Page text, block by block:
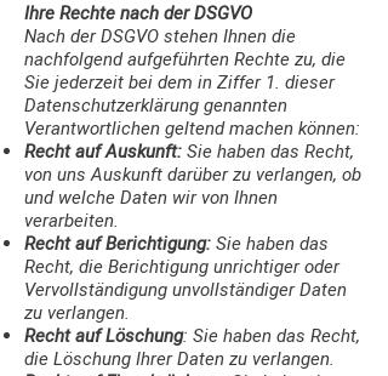
Ihre Rechte nach der DSGVO
Nach der DSGVO stehen Ihnen die
nachfolgend aufgeführten Rechte zu, die
Sie jederzeit bei dem in Ziffer 1. dieser
Datenschutzerklärung genannten
Verantwortlichen geltend machen können:
Recht auf Auskunft: Sie haben das Recht,
von uns Auskunft darüber zu verlangen, ob
und welche Daten wir von Ihnen
verarbeiten.
Recht auf Berichtigung: Sie haben das
Recht, die Berichtigung unrichtiger oder
Vervollständigung unvollständiger Daten
zu verlangen.
Recht auf Löschung: Sie haben das Recht,
die Löschung Ihrer Daten zu verlangen.